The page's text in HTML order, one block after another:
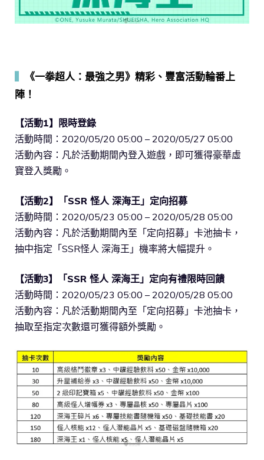
《一拳超人：最強之男》精彩、豐富活動輪番上
陣！
【活動1】限時登錄
活動時間：2020/05/20 05:00 – 2020/05/27 05:00
活動內容：凡於活動期間內登入遊戲，即可獲得豪華虛
寶登入獎勵。
【活動2】「SSR 怪人 深海王」定向招募
活動時間：2020/05/23 05:00 – 2020/05/28 05:00
活動內容：凡於活動期間內至「定向招募」卡池抽卡，
抽中指定「SSR怪人 深海王」機率將大幅提升。
【活動3】「SSR 怪人 深海王」定向有禮限時回饋
活動時間：2020/05/23 05:00 – 2020/05/28 05:00
活動內容：凡於活動期間內至「定向招募」卡池抽卡，
抽取至指定次數還可獲得額外獎勵。